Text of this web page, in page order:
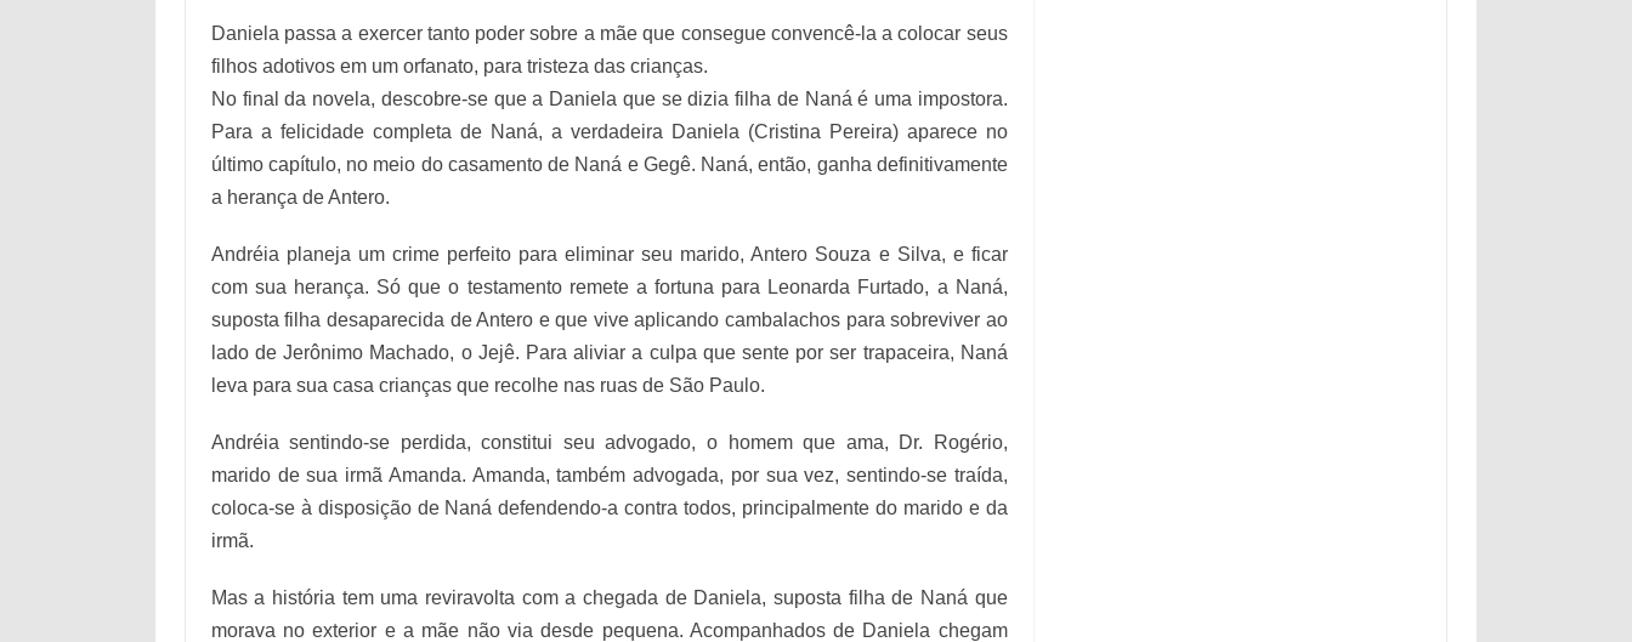
Daniela passa a exercer tanto poder sobre a mãe que consegue convencê-la a colocar seus
filhos adotivos em um orfanato, para tristeza das crianças.
No final da novela, descobre-se que a Daniela que se dizia filha de Naná é uma impostora.
Para a felicidade completa de Naná, a verdadeira Daniela (Cristina Pereira) aparece no
último capítulo, no meio do casamento de Naná e Gegê. Naná, então, ganha definitivamente
a herança de Antero.
Andréia planeja um crime perfeito para eliminar seu marido, Antero Souza e Silva, e ficar
com sua herança. Só que o testamento remete a fortuna para Leonarda Furtado, a Naná,
suposta filha desaparecida de Antero e que vive aplicando cambalachos para sobreviver ao
lado de Jerônimo Machado, o Jejê. Para aliviar a culpa que sente por ser trapaceira, Naná
leva para sua casa crianças que recolhe nas ruas de São Paulo.
Andréia sentindo-se perdida, constitui seu advogado, o homem que ama, Dr. Rogério,
marido de sua irmã Amanda. Amanda, também advogada, por sua vez, sentindo-se traída,
coloca-se à disposição de Naná defendendo-a contra todos, principalmente do marido e da
irmã.
Mas a história tem uma reviravolta com a chegada de Daniela, suposta filha de Naná que
morava no exterior e a mãe não via desde pequena. Acompanhados de Daniela chegam